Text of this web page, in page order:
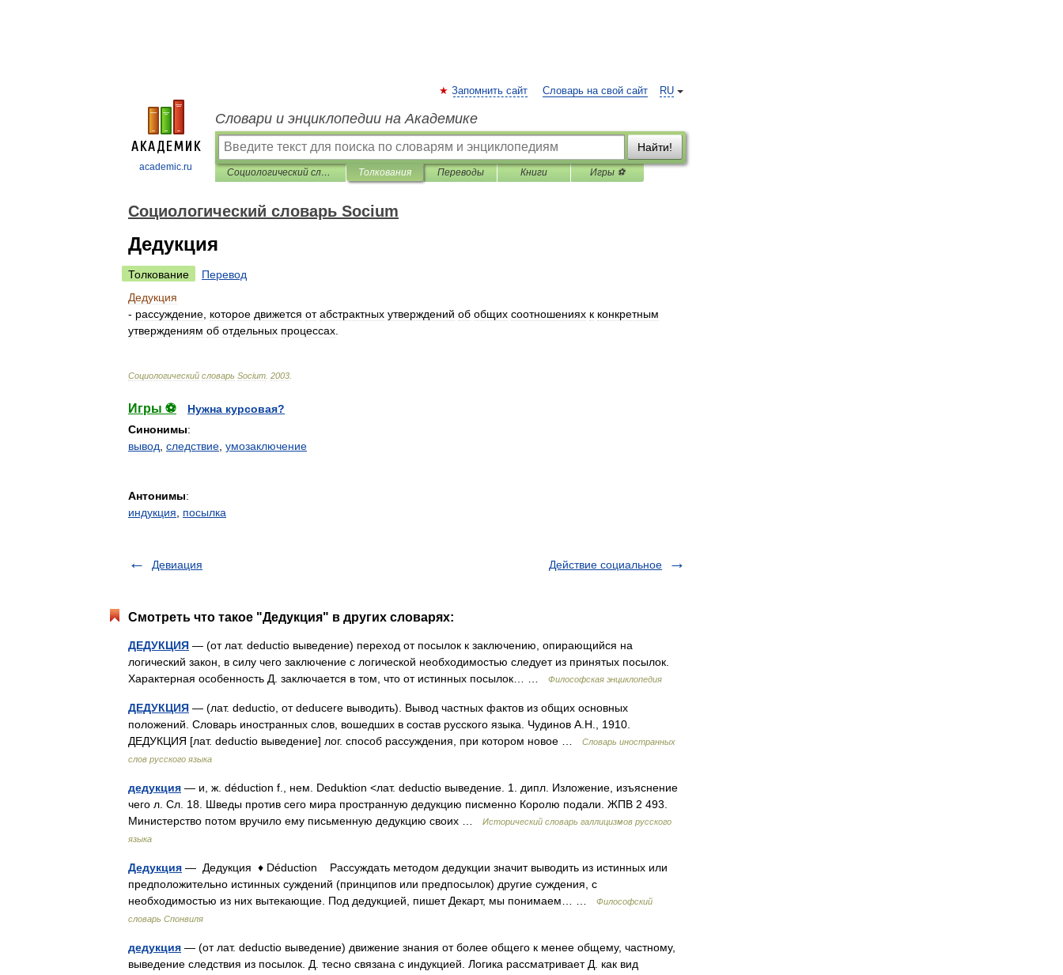
academic.ru
RU
Запомнить сайт Словарь на свой сайт
Словари и энциклопедии на Академике
Найти!
Социологический словарь Socium Толкования Переводы Книги Игры ⚽
Социологический словарь Socium
Дедукция
Толкование
Перевод
Дедукция
- рассуждение которое движется от абстрактных утверждений об общих соотношениях к конкретным
утверждениям об отдельных процессах
Социологический словарь Socium 2003
Игры ⚽
Нужна курсовая?
Синонимы:
вывод следствие умозаключение
Антонимы:
индукция
посылка
Девиация Действие социальное
Смотреть что такое "Дедукция" в других словарях:
ДЕДУКЦИЯ — (от лат. deductio выведение) переход от посылок к заключению, опирающийся на
логический закон, в силу чего заключение с логической необходимостью следует из принятых посылок.
Характерная особенность Д. заключается в том, что от истинных посылок… …
Философская энциклопедия
ДЕДУКЦИЯ — (лат. deductio, от deducere выводить). Вывод частных фактов из общих основных
положений. Словарь иностранных слов, вошедших в состав русского языка. Чудинов А.Н., 1910.
ДЕДУКЦИЯ [лат. deductio выведение] лог. способ рассуждения, при котором новое …
Словарь иностранных
слов русского языка
дедукция — и, ж. déduction f., нем. Deduktion <лат. deductio выведение. 1. дипл. Изложение, изъяснение
чего л. Сл. 18. Шведы против сего мира пространную дедукцию писменно Королю подали. ЖПВ 2 493.
Министерство потом вручило ему письменную дедукцию своих …
Исторический словарь галлицизмов русского
языка
Дедукция — Дедукция ♦ Déduction Рассуждать методом дедукции значит выводить из истинных или
предположительно истинных суждений (принципов или предпосылок) другие суждения, с
необходимостью из них вытекающие. Под дедукцией, пишет Декарт, мы понимаем… …
Философский
словарь Спонвиля
дедукция — (от лат. deductio выведение) движение знания от более общего к менее общему, частному,
выведение следствия из посылок. Д. тесно связана с индукцией. Логика рассматривает Д. как вид